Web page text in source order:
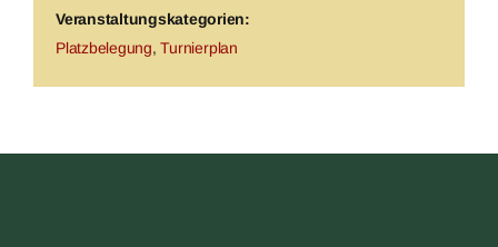
Veranstaltungskategorien:
Platzbelegung,Turnierplan